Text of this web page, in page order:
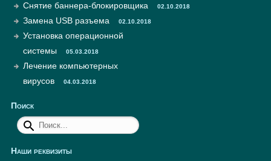
Снятие баннера-блокировщика 02.10.2018
Замена USB разъема 02.10.2018
Установка операционной
системы
05.03.2018
Лечение компьютерных
вирусов
04.03.2018
Поиск
Наши реквизиты